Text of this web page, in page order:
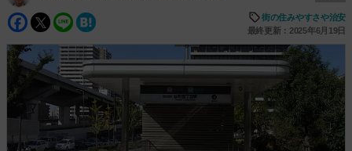
Facebook
Twitter
Line
街の住みやすさや治安
最終更新：2025年6月19日